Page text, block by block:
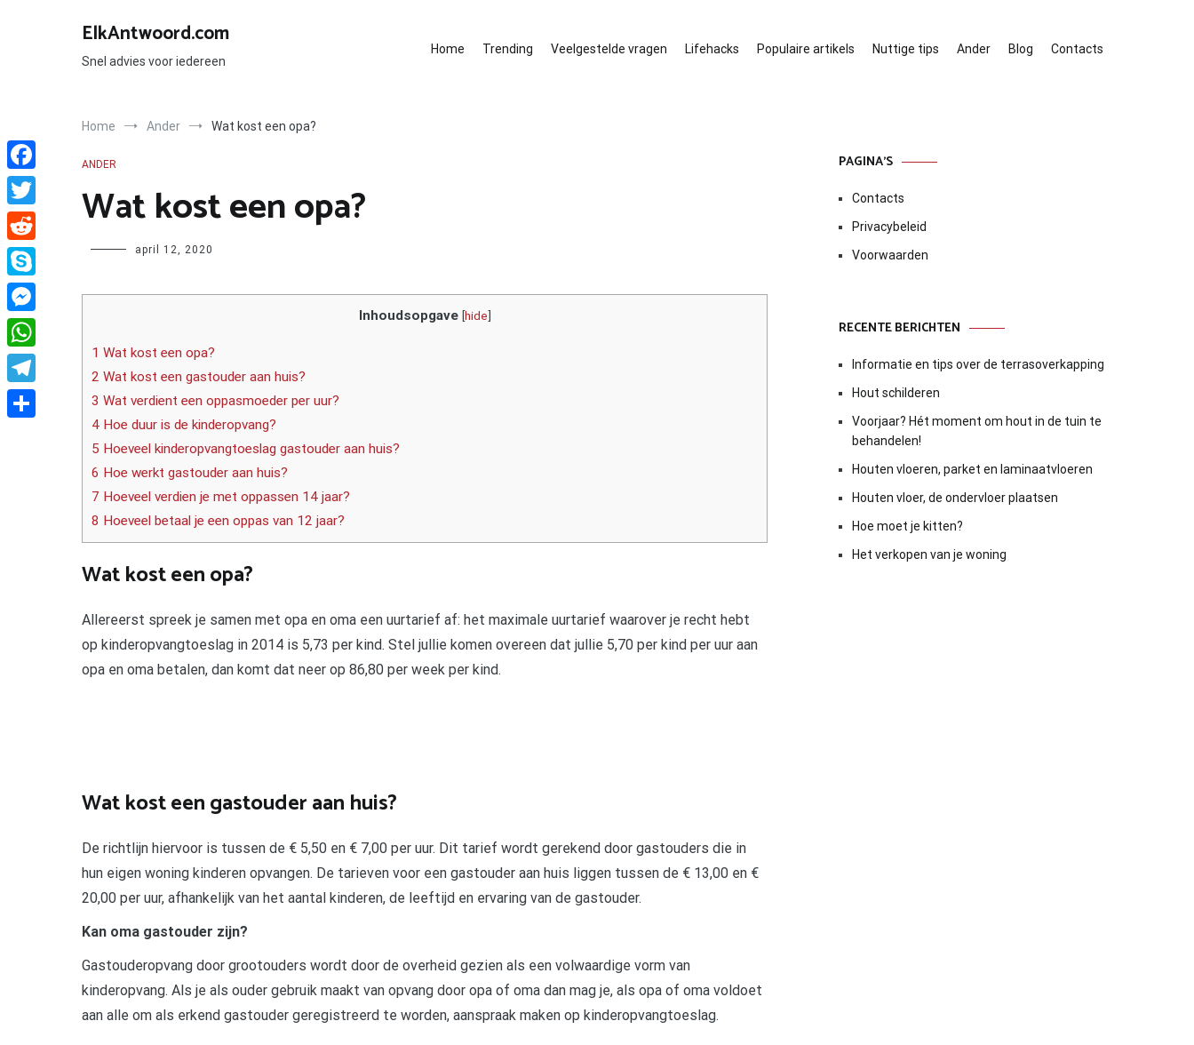
ElkAntwoord.com
Snel advies voor iedereen
Home Trending Veelgestelde vragen Lifehacks Populaire artikels Nuttige tips Ander Blog Contacts
Home Ander Wat kost een opa?
ANDER
Wat kost een opa?
Author april 12, 2020
Inhoudsopgave [hide]
1 Wat kost een opa?
2 Wat kost een gastouder aan huis?
3 Wat verdient een oppasmoeder per uur?
4 Hoe duur is de kinderopvang?
5 Hoeveel kinderopvangtoeslag gastouder aan huis?
6 Hoe werkt gastouder aan huis?
7 Hoeveel verdien je met oppassen 14 jaar?
8 Hoeveel betaal je een oppas van 12 jaar?
Wat kost een opa?
Allereerst spreek je samen met opa en oma een uurtarief af: het maximale uurtarief waarover je recht hebt
op kinderopvangtoeslag in 2014 is 5,73 per kind. Stel jullie komen overeen dat jullie 5,70 per kind per uur aan
opa en oma betalen, dan komt dat neer op 86,80 per week per kind.
Wat kost een gastouder aan huis?
De richtlijn hiervoor is tussen de € 5,50 en € 7,00 per uur. Dit tarief wordt gerekend door gastouders die in
hun eigen woning kinderen opvangen. De tarieven voor een gastouder aan huis liggen tussen de € 13,00 en €
20,00 per uur, afhankelijk van het aantal kinderen, de leeftijd en ervaring van de gastouder.
Kan oma gastouder zijn?
Gastouderopvang door grootouders wordt door de overheid gezien als een volwaardige vorm van
kinderopvang. Als je als ouder gebruik maakt van opvang door opa of oma dan mag je, als opa of oma voldoet
aan alle om als erkend gastouder geregistreerd te worden, aanspraak maken op kinderopvangtoeslag.
PAGINA’S
Contacts
Privacybeleid
Voorwaarden
RECENTE BERICHTEN
Informatie en tips over de terrasoverkapping
Hout schilderen
Voorjaar? Hét moment om hout in de tuin te
behandelen!
Houten vloeren, parket en laminaatvloeren
Houten vloer, de ondervloer plaatsen
Hoe moet je kitten?
Het verkopen van je woning
Facebook
Twitter
Reddit
Skype
Messenger
WhatsApp
Telegram